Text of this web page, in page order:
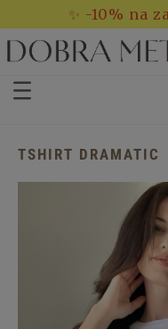
✨ -10% na
TSHIRT DRAMATIC